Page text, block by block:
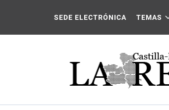
SEDE ELECTRÓNICA TEMAS